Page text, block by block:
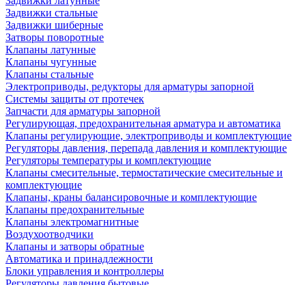
Задвижки стальные
Задвижки шиберные
Затворы поворотные
Клапаны латунные
Клапаны чугунные
Клапаны стальные
Электроприводы, редукторы для арматуры запорной
Системы защиты от протечек
Запчасти для арматуры запорной
Регулирующая, предохранительная арматура и автоматика
Клапаны регулирующие, электроприводы и комплектующие
Регуляторы давления, перепада давления и комплектующие
Регуляторы температуры и комплектующие
Клапаны смесительные, термостатические смесительные и
комплектующие
Клапаны, краны балансировочные и комплектующие
Клапаны предохранительные
Клапаны электромагнитные
Воздухоотводчики
Клапаны и затворы обратные
Автоматика и принадлежности
Блоки управления и контроллеры